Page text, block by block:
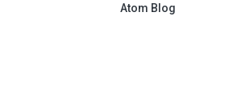
Atom Blog